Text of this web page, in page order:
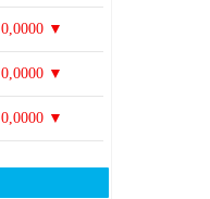
0,0000 ▼
0,0000 ▼
0,0000 ▼